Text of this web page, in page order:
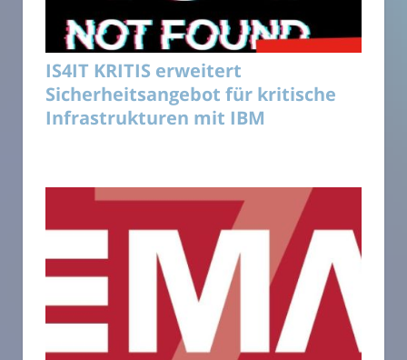
IS4IT KRITIS erweitert
Sicherheitsangebot für kritische
Infrastrukturen mit IBM